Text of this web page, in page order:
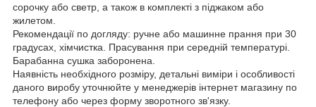
сорочку або светр, а також в комплекті з піджаком або
жилетом.
Рекомендації по догляду: ручне або машинне прання при 30
градусах, хімчистка. Прасування при середній температурі.
Барабанна сушка заборонена.
Наявність необхідного розміру, детальні виміри і особливості
даного виробу уточнюйте у менеджерів інтернет магазину по
телефону або через форму зворотного зв'язку.